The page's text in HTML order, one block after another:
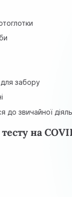
забору
звичайної
на